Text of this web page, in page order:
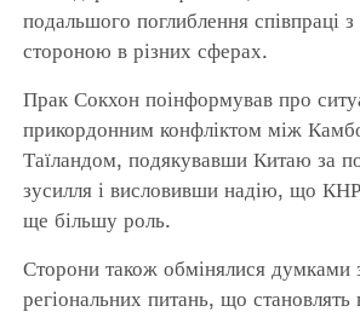
подальшого поглиблення співпраці
стороною в різних сферах.
Прак Сокхон поінформував про
прикордонним конфліктом між
Таїландом, подякувавши Китаю за
зусилля і висловивши надію, що КНР
ще більшу роль.
Сторони також обмінялися думками
регіональних питань, що становлять